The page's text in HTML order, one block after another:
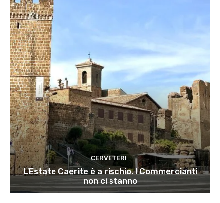
CERVETERI
L’Estate Caerite è a rischio. I Commercianti
non ci stanno